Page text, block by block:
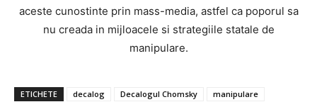
aceste cunostinte prin mass-media, astfel ca poporul sa
nu creada in mijloacele si strategiile statale de
manipulare.
ETICHETE decalog Decalogul Chomsky
manipulare